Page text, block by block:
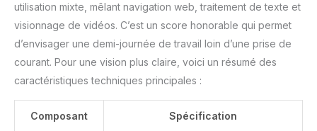
utilisation mixte, mêlant navigation web, traitement de texte et
visionnage de vidéos. C’est un score honorable qui permet
d’envisager une demi-journée de travail loin d’une prise de
courant. Pour une vision plus claire, voici un résumé des
caractéristiques techniques principales :
Composant Spécification